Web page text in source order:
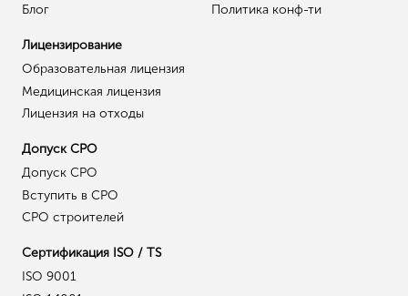
Блог
Политика конф-ти
Лицензирование
Образовательная лицензия
Медицинская лицензия
Лицензия на отходы
Допуск СРО
Допуск СРО
Вступить в СРО
СРО строителей
Сертификация ISO / TS
ISO 9001